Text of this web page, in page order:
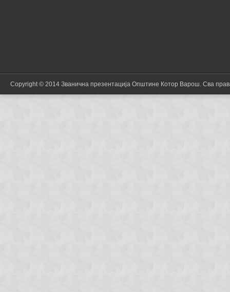
Copyright © 2014 Званична презентација Општине Котор Варош. Сва